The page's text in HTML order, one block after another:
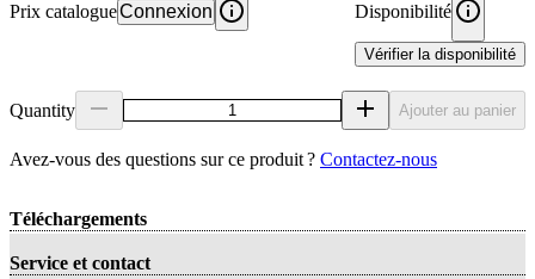
Prix catalogueConnexion Disponibilité
Vérifier la disponibilité
Quantity Ajouter au panier
Avez‑vous des questions sur ce produit ? Contactez‑nous
Téléchargements
Service et contact